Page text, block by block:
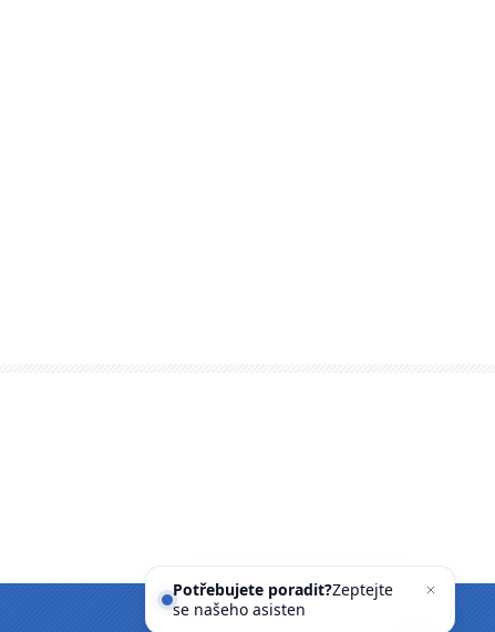
Potřebujete poradit?Zeptejte
se našeho asistenta